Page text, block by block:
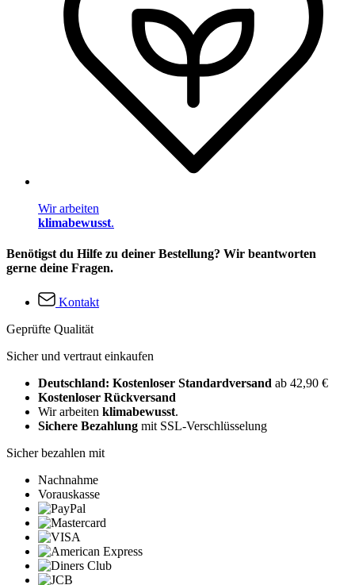
Wir arbeiten
klimabewusst.
Benötigst du Hilfe zu deiner Bestellung? Wir beantworten
gerne deine Fragen.
Kontakt
Geprüfte Qualität
Sicher und vertraut einkaufen
Deutschland: Kostenloser Standardversand ab 42,90 €
Kostenloser Rückversand
Wir arbeiten klimabewusst.
Sichere Bezahlung mit SSL-Verschlüsselung
Sicher bezahlen mit
Nachnahme
Vorauskasse